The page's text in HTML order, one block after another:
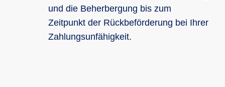
und die Beherbergung bis zum
Zeitpunkt der Rückbeförderung bei Ihrer
Zahlungsunfähigkeit.